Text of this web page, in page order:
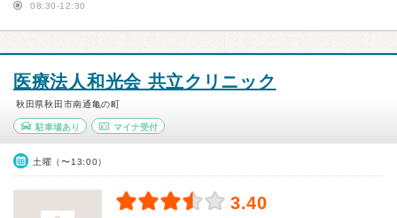
08:30-12:30
医療法人和光会 共立クリニック
秋田県秋田市南通亀の町
駐車場あり マイナ受付
土曜（〜13:00）
3.40